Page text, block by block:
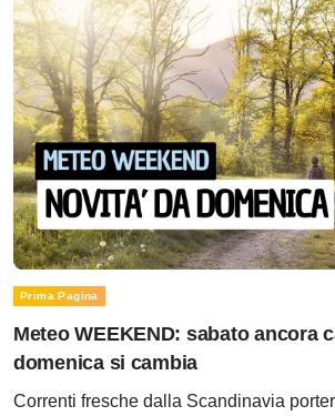
Prima Pagina
Meteo WEEKEND: sabato ancora
domenica si cambia
Correnti fresche dalla Scandinavia